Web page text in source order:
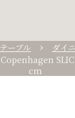
テーブル
ダイ
cm